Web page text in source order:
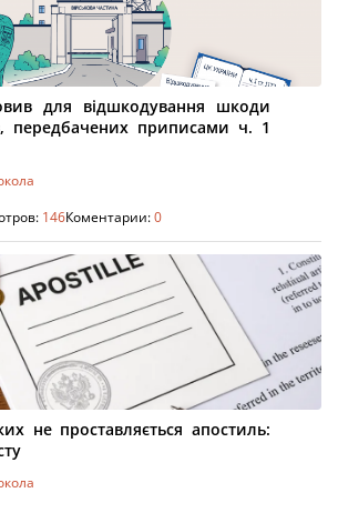
для відшкодування шкоди
передбачених приписами ч. 1
146Коментарии:0
не проставляється апостиль: